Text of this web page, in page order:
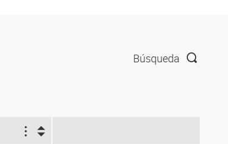
Búsqueda